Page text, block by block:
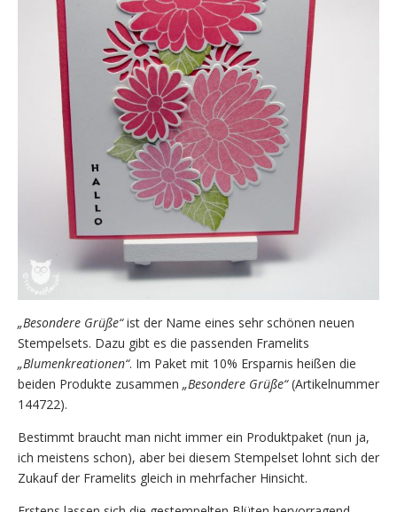
„Besondere Grüße“ist der Name eines sehr schönen neuen
Stempelsets. Dazu gibt es die passenden Framelits
„Blumenkreationen“. Im Paket mit 10% Ersparnis heißen die
beiden Produkte zusammen „Besondere Grüße“(Artikelnummer
144722).
Bestimmt braucht man nicht immer ein Produktpaket (nun ja,
ich meistens schon), aber bei diesem Stempelset lohnt sich der
Zukauf der Framelits gleich in mehrfacher Hinsicht.